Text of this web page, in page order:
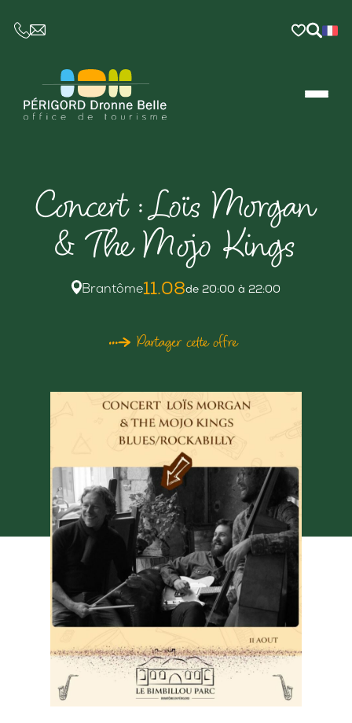
CE LIEN OUVRIRA VOTRE LOGICIEL DE
Concert : Loïs Morgan
& The Mojo Kings
Brantôme11.08de 20:00 à 22:00
Partager cette offre